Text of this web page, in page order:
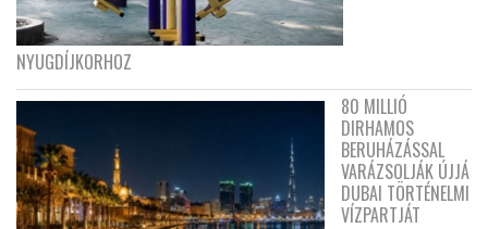
NYUGDÍJKORHOZ
80 MILLIÓ
DIRHAMOS
BERUHÁZÁSSAL
VARÁZSOLJÁK ÚJJÁ
DUBAI TÖRTÉNELMI
VÍZPARTJÁT